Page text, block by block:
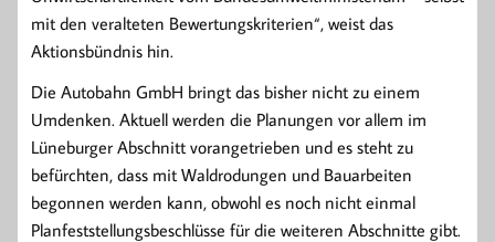
mit den veralteten Bewertungskriterien“, weist das
Aktionsbündnis hin.
Die Autobahn GmbH bringt das bisher nicht zu einem
Umdenken. Aktuell werden die Planungen vor allem im
Lüneburger Abschnitt vorangetrieben und es steht zu
befürchten, dass mit Waldrodungen und Bauarbeiten
begonnen werden kann, obwohl es noch nicht einmal
Planfeststellungsbeschlüsse für die weiteren Abschnitte gibt.